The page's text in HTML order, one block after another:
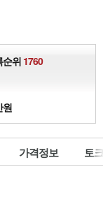
순위 1760
원
가격정보 토